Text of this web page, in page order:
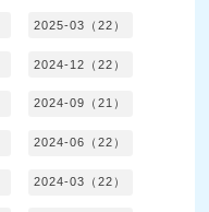
2025-03（22）
2024-12（22）
2024-09（21）
2024-06（22）
2024-03（22）